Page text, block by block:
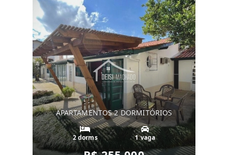
APARTAMENTOS 2 DORMITÓRIOS
2 dorms 1 vaga